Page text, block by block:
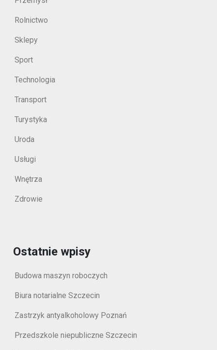
Rolnictwo
Sklepy
Sport
Technologia
Transport
Turystyka
Uroda
Usługi
Wnętrza
Zdrowie
Ostatnie wpisy
Budowa maszyn roboczych
Biura notarialne Szczecin
Zastrzyk antyalkoholowy Poznań
Przedszkole niepubliczne Szczecin